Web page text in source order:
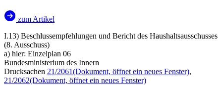
zum Artikel
I.13) Beschlussempfehlungen und Bericht des Haushaltsausschusses
(8. Ausschuss)
a) hier: Einzelplan 06
Bundesministerium des Innern
Drucksachen 21/2061(Dokument, öffnet ein neues Fenster),
21/2062(Dokument, öffnet ein neues Fenster)